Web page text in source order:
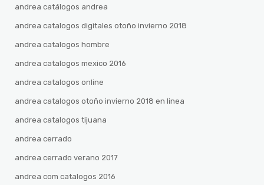
andrea catálogos andrea
andrea catalogos digitales otoño invierno 2018
andrea catalogos hombre
andrea catalogos mexico 2016
andrea catalogos online
andrea catalogos otoño invierno 2018 en linea
andrea catalogos tijuana
andrea cerrado
andrea cerrado verano 2017
andrea com catalogos 2016